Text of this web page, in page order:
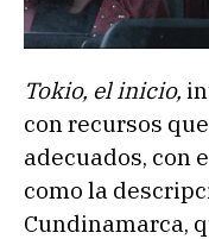
Tokio, el inicio,
con recursos
adecuados, con
como la
Cundinamarca,